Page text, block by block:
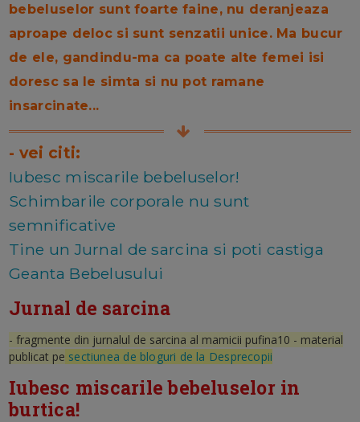
bebeluselor sunt foarte faine, nu deranjeaza
aproape deloc si sunt senzatii unice. Ma bucur
de ele, gandindu-ma ca poate alte femei isi
doresc sa le simta si nu pot ramane
insarcinate...
- vei citi:
Iubesc miscarile bebeluselor!
Schimbarile corporale nu sunt
semnificative
Tine un Jurnal de sarcina si poti castiga
Geanta Bebelusului
Jurnal de sarcina
- fragmente din jurnalul de sarcina al mamicii pufina10 - material
publicat pe sectiunea de bloguri de la Desprecopii
Iubesc miscarile bebeluselor in
burtica!